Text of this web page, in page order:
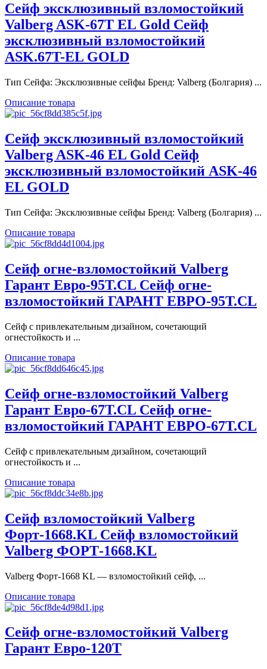
Сейф эксклюзивный взломостойкий
Valberg ASK-67T EL Gold Сейф
эксклюзивный взломостойкий
ASK.67T-EL GOLD
Тип Сейфа: Эксклюзивные сейфы Бренд: Valberg (Болгария) ...
Описание товара
Сейф эксклюзивный взломостойкий
Valberg ASK-46 EL Gold Сейф
эксклюзивный взломостойкий ASK-46
EL GOLD
Тип Сейфа: Эксклюзивные сейфы Бренд: Valberg (Болгария) ...
Описание товара
Сейф огне-взломостойкий Valberg
Гарант Евро-95T.CL Сейф огне-
взломостойкий ГАРАНТ ЕВРО-95T.CL
Сейф с привлекательным дизайном, сочетающий
огнестойкость и ...
Описание товара
Сейф огне-взломостойкий Valberg
Гарант Евро-67T.CL Сейф огне-
взломостойкий ГАРАНТ ЕВРО-67T.CL
Сейф с привлекательным дизайном, сочетающий
огнестойкость и ...
Описание товара
Сейф взломостойкий Valberg
Форт-1668.KL Сейф взломостойкий
Valberg ФОРТ-1668.KL
Valberg Форт-1668 KL — взломостойкий сейф, ...
Описание товара
Сейф огне-взломостойкий Valberg
Гарант Евро-120Т